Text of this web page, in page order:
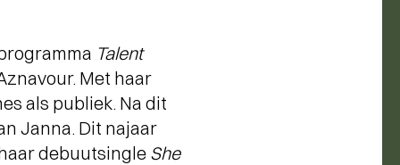
Talent
Met haar
als publiek. Na dit
Janna. Dit najaar
debuutsingle She